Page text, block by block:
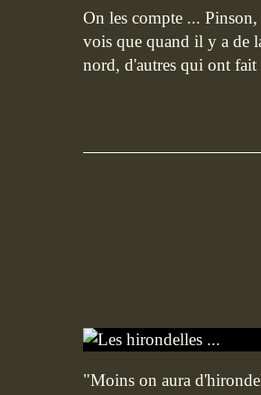
On les compte ...
vois que quand il y a de
nord, d'autres qui ont
"Moins on aura